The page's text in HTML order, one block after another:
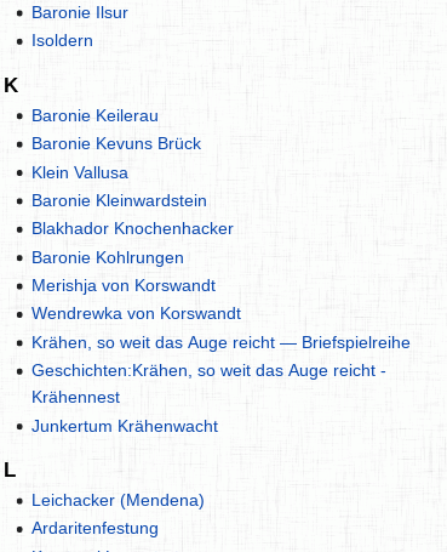
Baronie Ilsur
Isoldern
K
Baronie Keilerau
Baronie Kevuns Brück
Klein Vallusa
Baronie Kleinwardstein
Blakhador Knochenhacker
Baronie Kohlrungen
Merishja von Korswandt
Wendrewka von Korswandt
Krähen, so weit das Auge reicht — Briefspielreihe
Geschichten:Krähen, so weit das Auge reicht -
Krähennest
Junkertum Krähenwacht
L
Leichacker (Mendena)
Ardaritenfestung